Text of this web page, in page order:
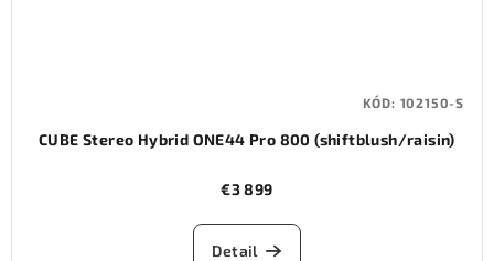
CUBE Stereo Hybrid ONE44 Pro 800 (shiftblush/raisin)
€3 899
Detail
KÓD: 102150-S